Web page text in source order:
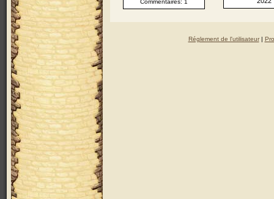
Commentaires: 1
Réglement de l'utilisateur|